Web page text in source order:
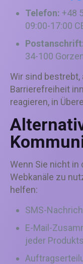
Telefon: +48
09:00-17:00
34-100
Wir sind
Barrierefreiheit
reagieren, in
Wenn Sie nicht in
Webkanäle zu
helfen:
SMS-
E-Mail-
jeder